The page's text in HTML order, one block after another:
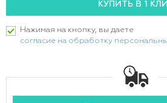
Нажимая на кнопку, вы даете
согласие на обработку